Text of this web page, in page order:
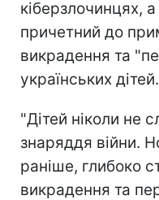
кіберзлочинцях,
причетний до
викрадення та
українських дітей.
"Дітей ніколи не
знаряддя війни.
раніше, глибоко
викрадення та